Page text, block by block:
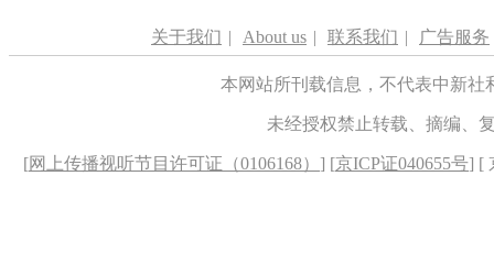
关于我们 | About us | 联系我们 | 广告服务
本网站所刊载信息，不代表中新
未经授权禁止转载、摘编、
[网上传播视听节目许可证（0106168） ] [京ICP证040655号] [